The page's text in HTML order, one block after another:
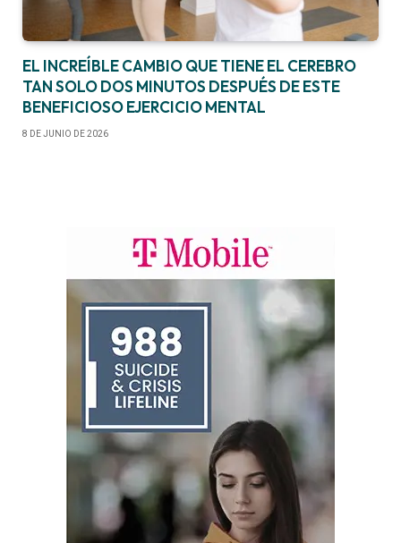
EL INCREÍBLE CAMBIO QUE TIENE EL CEREBRO
TAN SOLO DOS MINUTOS DESPUÉS DE ESTE
BENEFICIOSO EJERCICIO MENTAL
8 DE JUNIO DE 2026